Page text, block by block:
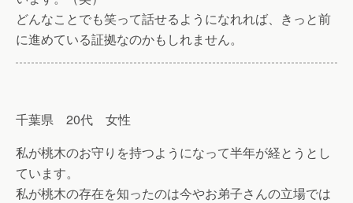
どんなことでも笑って話せるようになれれば、きっと前
に進めている証拠なのかもしれません。
千葉県 20代 女性
私が桃木のお守りを持つようになって半年が経とうとし
ています。
私が桃木の存在を知ったのは今やお弟子さんの立場では